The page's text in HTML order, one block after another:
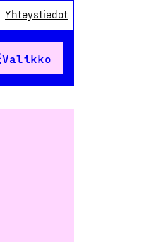
Yhteystiedot
Valikko